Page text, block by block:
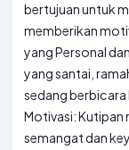
bertujuan untuk
memberikan
yang Personal
yang santai,
sedang
Motivasi: Kutipan
semangat dan